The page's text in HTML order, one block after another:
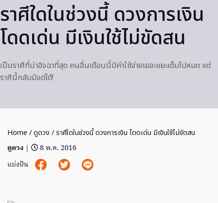
ราศีใดในช่วงนี้ ดวงการเงิน
โดดเด่น มีเงินใช้ไม่ขัดสน
เป็นราศีที่น่าอิจฉาที่สุด คนอื่นเดือนนี้มีค่าใช้จ่ายเยอะแยะเต็มไปหมด แต่
ราศีนี้กลับมีแต่ได้!
Home /ดูดวง / ราศีใดในช่วงนี้ ดวงการเงิน โดดเด่น มีเงินใช้ไม่ขัดสน
ดูดวง |
8 พ.ค. 2016
แบ่งปัน